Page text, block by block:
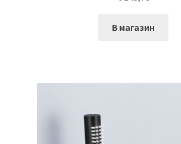
В магазин